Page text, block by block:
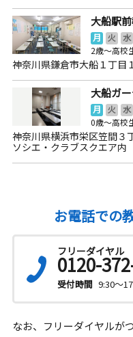
大船駅
月 火 水
2歳～高校
神奈川県鎌倉市大船１丁
大船ガ
月 火 水
0歳～高校
神奈川県横浜市栄区笠間
ソシエ・クラブスクエア内
お電話での
フリーダイヤル
0120-
受付時間 9:30～
なお、フリーダイヤルが